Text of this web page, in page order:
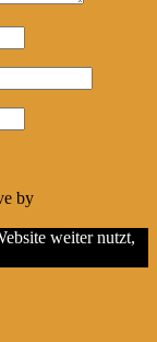
by
weiter nutzt,